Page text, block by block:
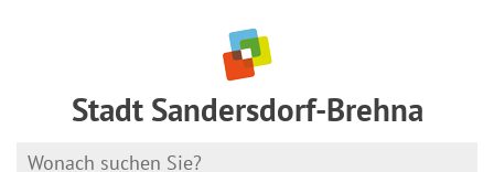
Stadt Sandersdorf-Brehna